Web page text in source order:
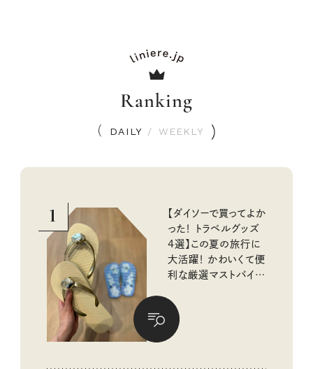
Ranking
DAILY / WEEKLY
1
【ダイソーで買ってよか
った！ トラベルグッズ
4選】この夏の旅行に
大活躍！ かわいくて便
利な厳選マストバイア